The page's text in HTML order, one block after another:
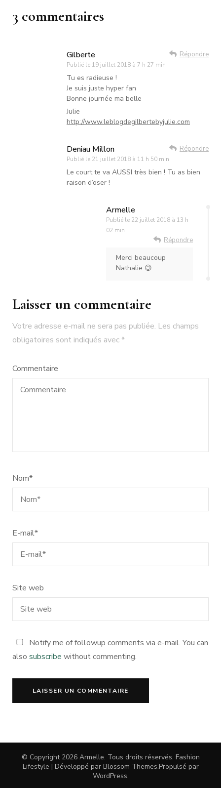
3 commentaires
Gilberte
Publié le 19 juillet 2018 à 7 h 27 min
Répondre
Tu es radieuse !
Je suis juste hyper fan
Bonne journée ma belle
Julie
http://www.leblogdegilbertebyjulie.com
Deniau Millon
Publié le 21 juillet 2018 à 11 h 50 min
Répondre
Le court te va AUSSI très bien ! Tu as bien
raison d’oser !
Armelle
Publié le 22 juillet 2018 à 13 h
02 min
Répondre
Merci beaucoup
Nathalie 😉
Laisser un commentaire
Votre adresse e-mail ne sera pas publiée. Les champs
obligatoires sont indiqués avec*
Commentaire
Nom*
E-mail*
Site web
Notify me of followup comments via e-mail. You can
also subscribe without commenting.
© Copyright 2026 Armelle. Tous droits réservés. Fashion
Lifestyle | Développé par Blossom Themes.Propulsé par
WordPress.